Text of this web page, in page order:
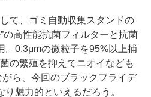
て、ゴミ自動収集スタンドの
の高性能抗菌フィルターと抗菌
。0.3μmの微粒子を95%以上捕
の繁殖を抑えてニオイなども
ら、今回のブラックフライデ
魅力的といえるだろう。